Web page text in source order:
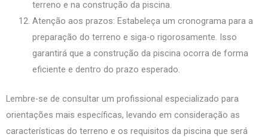
terreno e na construção da piscina.
Atenção aos prazos: Estabeleça um cronograma para a
preparação do terreno e siga-o rigorosamente. Isso
garantirá que a construção da piscina ocorra de forma
eficiente e dentro do prazo esperado.
Lembre-se de consultar um profissional especializado para
orientações mais específicas, levando em consideração as
características do terreno e os requisitos da piscina que será